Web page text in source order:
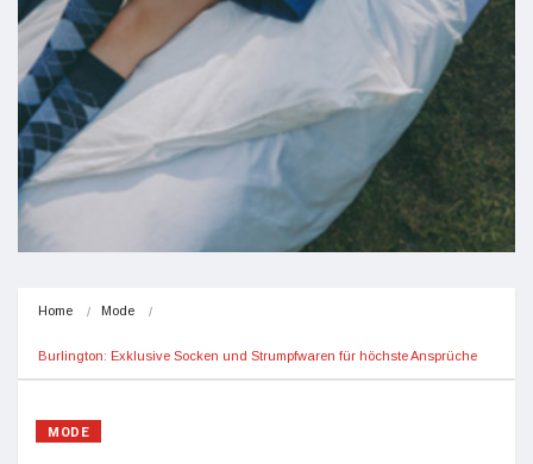
Home Mode
Burlington: Exklusive Socken und Strumpfwaren für höchste Ansprüche
MODE